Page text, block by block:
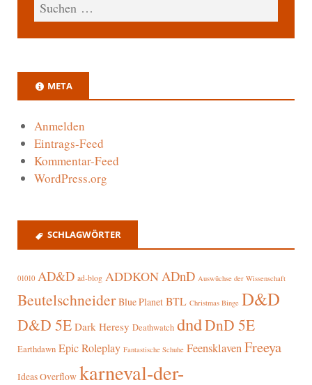
META
Anmelden
Eintrags-Feed
Kommentar-Feed
WordPress.org
SCHLAGWÖRTER
01010 AD&D ad-blog ADDKON ADnD Auswüchse der Wissenschaft
Beutelschneider Blue Planet BTL Christmas Binge D&D
D&D 5E Dark Heresy Deathwatch dndDnD 5E
Earthdawn Epic Roleplay Fantastische Schuhe FeensklavenFreeya
Ideas Overflow karneval-der-